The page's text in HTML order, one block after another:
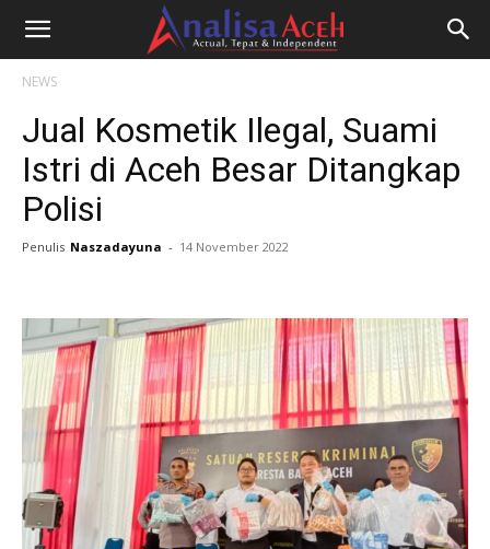
NEWS
Jual Kosmetik Ilegal, Suami
Istri di Aceh Besar Ditangkap
Polisi
Penulis Naszadayuna - 14 November 2022